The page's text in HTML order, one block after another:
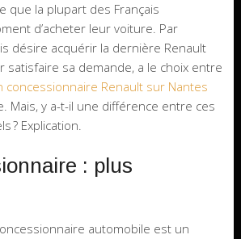
que la plupart des Français
d’acheter leur voiture. Par
désire acquérir la dernière Renault
satisfaire sa demande, a le choix entre
concessionnaire Renault sur Nantes
Mais, y a-t-il une différence entre ces
? Explication.
: plus
automobile est un